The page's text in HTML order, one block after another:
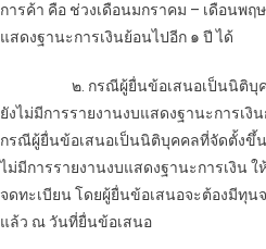
การค้า คือ ช่วงเดือนมกราคม – เดือนพ
แสดงฐานะการเงินย้อนไปอีก ๑ ปี ได้
๒. กรณีผู้ยื่นข้อเสนอเป็นนิติบุคคล
ยังไม่มีการรายงานงบแสดงฐานะการเ
กรณีผู้ยื่นข้อเสนอเป็นนิติบุคคลที่จัดตั้งขึ้
ไม่มีการรายงานงบแสดงฐานะการเงิน
จดทะเบียน โดยผู้ยื่นข้อเสนอจะต้องมีทุ
แล้ว ณ วันที่ยื่นข้อเสนอ